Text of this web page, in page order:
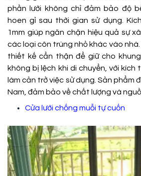
phần lưới không chỉ đảm bảo độ
hoen gỉ sau thời gian sử dụng.
1mm giúp ngăn chặn hiệu quả sự
các loại côn trùng nhỏ khác vào
thiết kế cẩn thận để giữ cho
không bị lệch khi di chuyển, với kích
làm cản trở việc sử dụng. Sản phẩm
Nam, đảm bảo về chất lượng và
Cửa lưới chống muỗi tự cuốn